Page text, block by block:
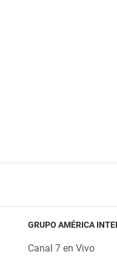
GRUPO AMÉRICA
Canal 7 en Vivo